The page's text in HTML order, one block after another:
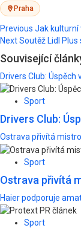
Praha
Post
Previous Jak kulturní
NextSoutěž Lidl Plus
Související
Drivers Club:
Sport
Drivers Club:
Ostrava přivítá
Sport
Ostrava přivítá
Haier podporuje
Sport